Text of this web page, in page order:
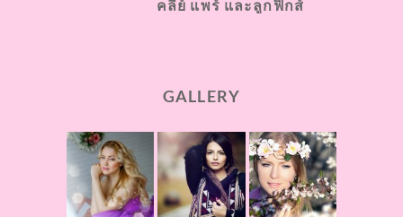
คลี่ย์ แพร์ และลูกฟิกส์
GALLERY